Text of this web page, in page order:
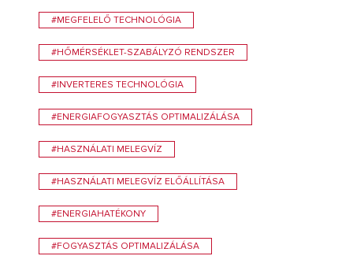
#MEGFELELŐ TECHNOLÓGIA
#HŐMÉRSÉKLET-SZABÁLYZÓ RENDSZER
#INVERTERES TECHNOLÓGIA
#ENERGIAFOGYASZTÁS OPTIMALIZÁLÁSA
#HASZNÁLATI MELEGVÍZ
#HASZNÁLATI MELEGVÍZ ELŐÁLLÍTÁSA
#ENERGIAHATÉKONY
#FOGYASZTÁS OPTIMALIZÁLÁSA